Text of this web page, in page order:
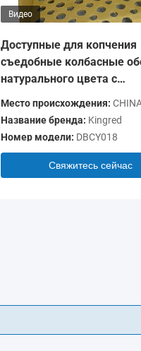
Видео
Доступные для копчения
съедобные колбасные
натурального цвета с
Место происхождения:
Название бренда: Kingred
Номер модели: DBCY018
Свяжитесь сейчас